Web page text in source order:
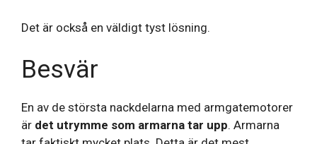
Det är också en väldigt tyst lösning.
Besvär
En av de största nackdelarna med armgatemotorer
är det utrymme som armarna tar upp. Armarna